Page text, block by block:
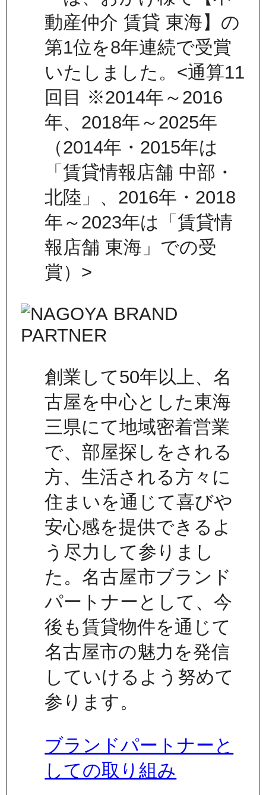
動産仲介 賃貸 東海】の
第1位を8年連続で受賞
いたしました。<通算11
回目 ※2014年～2016
年、2018年～2025年
（2014年・2015年は
「賃貸情報店舗 中部・
北陸」、2016年・2018
年～2023年は「賃貸情
報店舗 東海」での受
賞）>
創業して50年以上、名
古屋を中心とした東海
三県にて地域密着営業
で、部屋探しをされる
方、生活される方々に
住まいを通じて喜びや
安心感を提供できるよ
う尽力して参りまし
た。名古屋市ブランド
パートナーとして、今
後も賃貸物件を通じて
名古屋市の魅力を発信
していけるよう努めて
参ります。
ブランドパートナーと
しての取り組み